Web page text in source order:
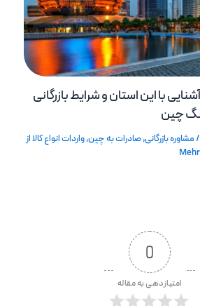
با این استان و شرایط بازرگانی
چین
/ مشاوره بازرگانی,صادرات به چین,واردات انواع کالا از
0
امتیازدهی به مقاله